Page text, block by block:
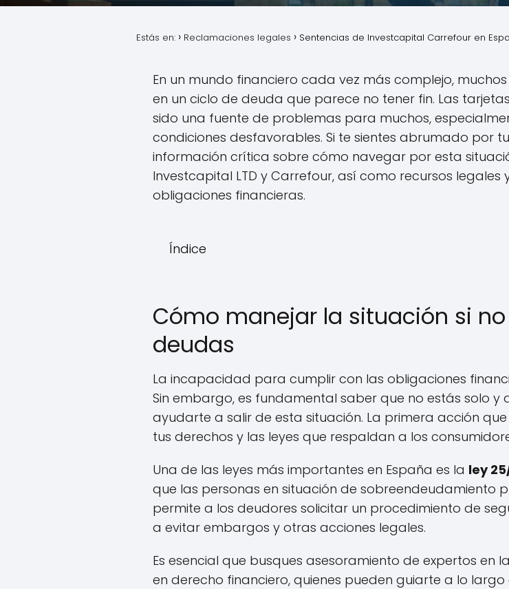
Estás en: Reclamaciones legales Sentencias de Investcapital Carrefour en
En un mundo financiero cada vez más complejo,
en un ciclo de deuda que parece no tener fin. Las
sido una fuente de problemas para muchos,
condiciones desfavorables. Si te sientes abrumado por
información crítica sobre cómo navegar por esta
Investcapital LTD y Carrefour, así como recursos
obligaciones financieras.
Índice
Cómo manejar la situación si
deudas
La incapacidad para cumplir con las obligaciones
Sin embargo, es fundamental saber que no estás solo y
ayudarte a salir de esta situación. La primera acción
tus derechos y las leyes que respaldan a los
Una de las leyes más importantes en España es la ley
que las personas en situación de sobreendeudamiento
permite a los deudores solicitar un procedimiento de
a evitar embargos y otras acciones legales.
Es esencial que busques asesoramiento de expertos
en derecho financiero, quienes pueden guiarte a lo